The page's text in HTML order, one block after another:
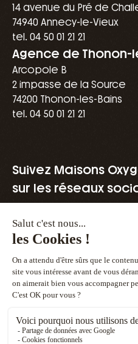
14 avenue du Pré de
74940 Annecy-le-Vieux
tel. 04 50 01 21 21
Agence de Thonon-
Arcopole B
2 impasse de la Source
74200 Thonon-les-Bains
tel. 04 50 01 21 21
Suivez Maisons
sur les réseaux
Une marque du